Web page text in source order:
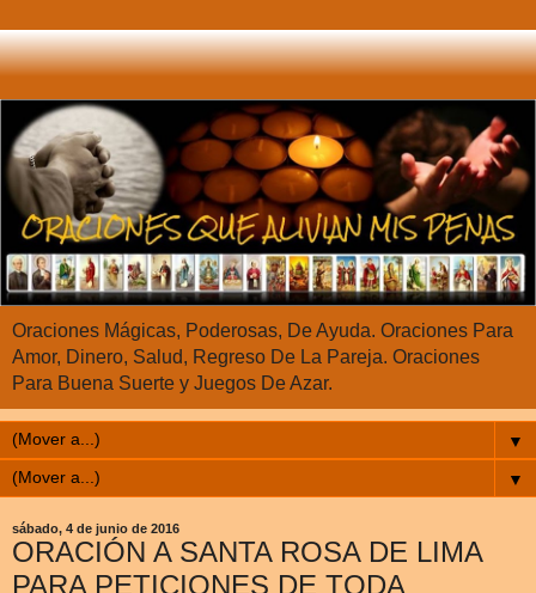
Oraciones Mágicas, Poderosas, De Ayuda. Oraciones Para
Amor, Dinero, Salud, Regreso De La Pareja. Oraciones
Para Buena Suerte y Juegos De Azar.
▼
▼
sábado, 4 de junio de 2016
ORACIÓN A SANTA ROSA DE LIMA
PARA PETICIONES DE TODA